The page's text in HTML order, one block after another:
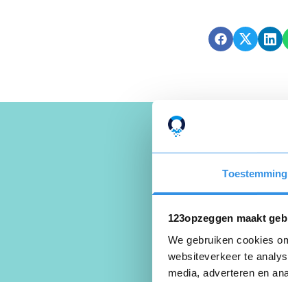
Toestemming
123opzeggen maakt
We gebruiken cookies
websiteverkeer te
media, adverteren en
Schrijf
Beoordeel